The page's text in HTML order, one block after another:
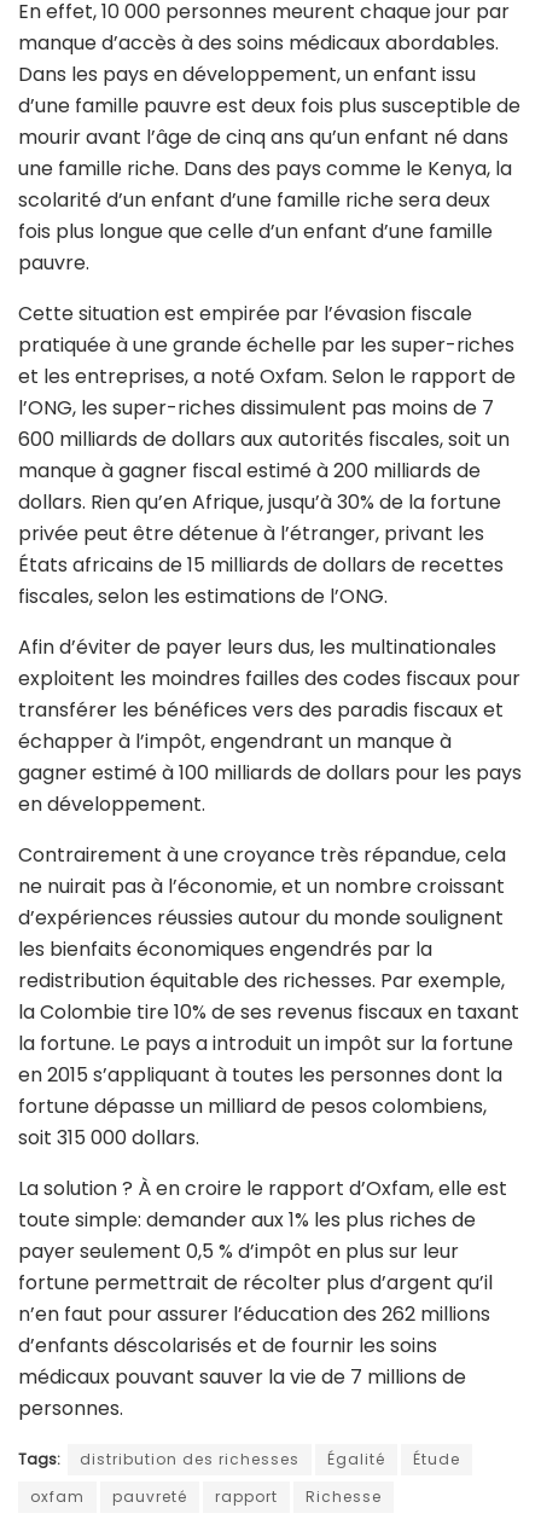
En effet, 10 000 personnes meurent chaque jour par
manque d’accès à des soins médicaux abordables.
Dans les pays en développement, un enfant issu
d’une famille pauvre est deux fois plus susceptible de
mourir avant l’âge de cinq ans qu’un enfant né dans
une famille riche. Dans des pays comme le Kenya, la
scolarité d’un enfant d’une famille riche sera deux
fois plus longue que celle d’un enfant d’une famille
pauvre.
Cette situation est empirée par l’évasion fiscale
pratiquée à une grande échelle par les super-riches
et les entreprises, a noté Oxfam. Selon le rapport de
l’ONG, les super-riches dissimulent pas moins de 7
600 milliards de dollars aux autorités fiscales, soit un
manque à gagner fiscal estimé à 200 milliards de
dollars. Rien qu’en Afrique, jusqu’à 30% de la fortune
privée peut être détenue à l’étranger, privant les
États africains de 15 milliards de dollars de recettes
fiscales, selon les estimations de l’ONG.
Afin d’éviter de payer leurs dus, les multinationales
exploitent les moindres failles des codes fiscaux pour
transférer les bénéfices vers des paradis fiscaux et
échapper à l’impôt, engendrant un manque à
gagner estimé à 100 milliards de dollars pour les pays
en développement.
Contrairement à une croyance très répandue, cela
ne nuirait pas à l’économie, et un nombre croissant
d’expériences réussies autour du monde soulignent
les bienfaits économiques engendrés par la
redistribution équitable des richesses. Par exemple,
la Colombie tire 10% de ses revenus fiscaux en taxant
la fortune. Le pays a introduit un impôt sur la fortune
en 2015 s’appliquant à toutes les personnes dont la
fortune dépasse un milliard de pesos colombiens,
soit 315 000 dollars.
La solution ? À en croire le rapport d’Oxfam, elle est
toute simple: demander aux 1% les plus riches de
payer seulement 0,5 % d’impôt en plus sur leur
fortune permettrait de récolter plus d’argent qu’il
n’en faut pour assurer l’éducation des 262 millions
d’enfants déscolarisés et de fournir les soins
médicaux pouvant sauver la vie de 7 millions de
personnes.
Tags: distribution des richesses Égalité
Étude
oxfam
pauvreté rapport Richesse